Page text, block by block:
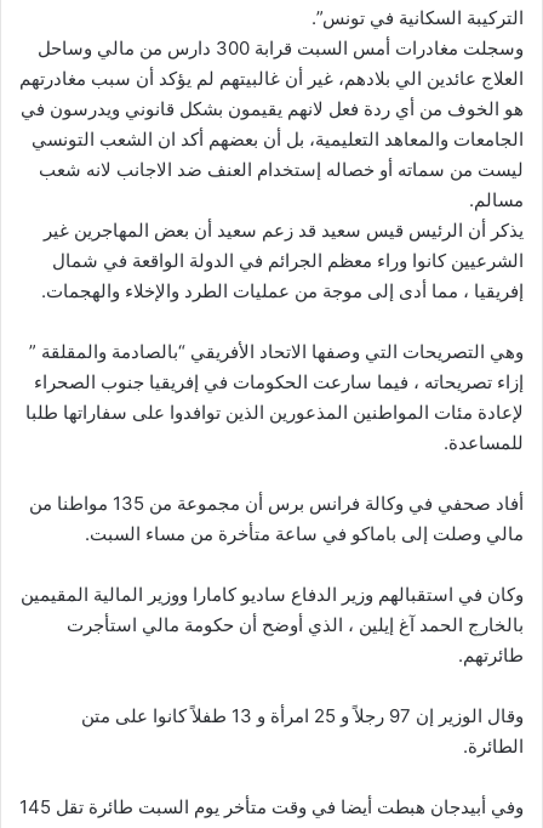
التركيبة السكانية في تونس”.
وسجلت مغادرات أمس السبت قرابة 300 دارس من مالي وساحل
العلاج عائدين الي بلادهم، غير أن غالبيتهم لم يؤكد أن سبب مغادرتهم
هو الخوف من أي ردة فعل لانهم يقيمون بشكل قانوني ويدرسون في
الجامعات والمعاهد التعليمية، بل أن بعضهم أكد ان الشعب التونسي
ليست من سماته أو خصاله إستخدام العنف ضد الاجانب لانه شعب
مسالم.
يذكر أن الرئيس قيس سعيد قد زعم سعيد أن بعض المهاجرين غير
الشرعيين كانوا وراء معظم الجرائم في الدولة الواقعة في شمال
إفريقيا ، مما أدى إلى موجة من عمليات الطرد والإخلاء والهجمات.
وهي التصريحات التي وصفها الاتحاد الأفريقي “بالصادمة والمقلقة ”
إزاء تصريحاته ، فيما سارعت الحكومات في إفريقيا جنوب الصحراء
لإعادة مئات المواطنين المذعورين الذين توافدوا على سفاراتها طلبا
للمساعدة.
أفاد صحفي في وكالة فرانس برس أن مجموعة من 135 مواطنا من
مالي وصلت إلى باماكو في ساعة متأخرة من مساء السبت.
وكان في استقبالهم وزير الدفاع ساديو كامارا ووزير المالية المقيمين
بالخارج الحمد آغ إيلين ، الذي أوضح أن حكومة مالي استأجرت
طائرتهم.
وقال الوزير إن 97 رجلاً و 25 امرأة و 13 طفلاً كانوا على متن
الطائرة.
وفي أبيدجان هبطت أيضا في وقت متأخر يوم السبت طائرة تقل 145